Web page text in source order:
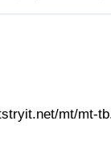
mt/mt-